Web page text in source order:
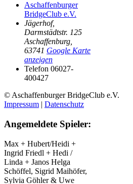
Aschaffenburger
BridgeClub e.V.
Jägerhof,
Darmstädtstr. 125
Aschaffenburg,
63741 Google Karte
anzeigen
Telefon 06027-
400427
© Aschaffenburger BridgeClub e.V.
Impressum | Datenschutz
Angemeldete Spieler:
Max + Hubert/Heidi +
Ingrid Friedl + Hedi /
Linda + Janos Helga
Schöffel, Sigrid Maihöfer,
Sylvia Göhler & Uwe